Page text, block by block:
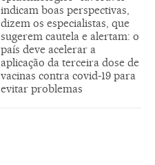
indicam boas perspectivas,
dizem os especialistas, que
sugerem cautela e alertam: o
país deve acelerar a
aplicação da terceira dose de
vacinas contra covid-19 para
evitar problemas